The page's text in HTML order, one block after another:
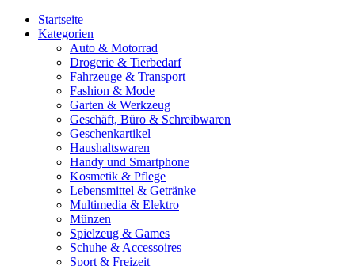
Startseite
Kategorien
Auto & Motorrad
Drogerie & Tierbedarf
Fahrzeuge & Transport
Fashion & Mode
Garten & Werkzeug
Geschäft, Büro & Schreibwaren
Geschenkartikel
Haushaltswaren
Handy und Smartphone
Kosmetik & Pflege
Lebensmittel & Getränke
Multimedia & Elektro
Münzen
Spielzeug & Games
Schuhe & Accessoires
Sport & Freizeit